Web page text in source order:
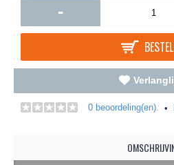
-
0 beoordeling(en). •